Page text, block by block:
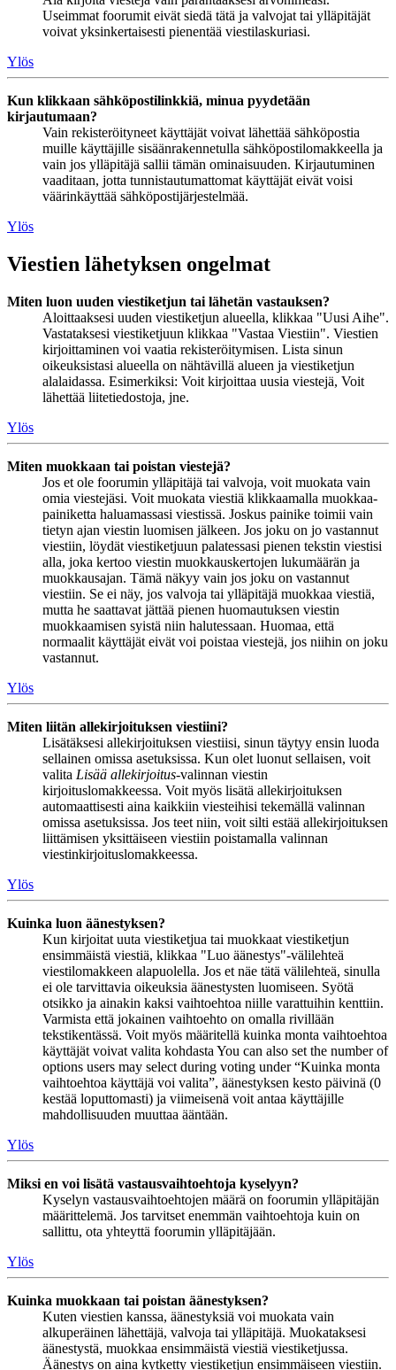
Useimmat foorumit eivät siedä tätä ja valvojat tai ylläpitäjät
voivat yksinkertaisesti pienentää viestilaskuriasi.
Ylös
Kun klikkaan sähköpostilinkkiä, minua pyydetään
kirjautumaan?
Vain rekisteröityneet käyttäjät voivat lähettää sähköpostia
muille käyttäjille sisäänrakennetulla sähköpostilomakkeella ja
vain jos ylläpitäjä sallii tämän ominaisuuden. Kirjautuminen
vaaditaan, jotta tunnistautumattomat käyttäjät eivät voisi
väärinkäyttää sähköpostijärjestelmää.
Ylös
Viestien lähetyksen ongelmat
Miten luon uuden viestiketjun tai lähetän vastauksen?
Aloittaaksesi uuden viestiketjun alueella, klikkaa "Uusi Aihe".
Vastataksesi viestiketjuun klikkaa "Vastaa Viestiin". Viestien
kirjoittaminen voi vaatia rekisteröitymisen. Lista sinun
oikeuksistasi alueella on nähtävillä alueen ja viestiketjun
alalaidassa. Esimerkiksi: Voit kirjoittaa uusia viestejä, Voit
lähettää liitetiedostoja, jne.
Ylös
Miten muokkaan tai poistan viestejä?
Jos et ole foorumin ylläpitäjä tai valvoja, voit muokata vain
omia viestejäsi. Voit muokata viestiä klikkaamalla muokkaa-
painiketta haluamassasi viestissä. Joskus painike toimii vain
tietyn ajan viestin luomisen jälkeen. Jos joku on jo vastannut
viestiin, löydät viestiketjuun palatessasi pienen tekstin viestisi
alla, joka kertoo viestin muokkauskertojen lukumäärän ja
muokkausajan. Tämä näkyy vain jos joku on vastannut
viestiin. Se ei näy, jos valvoja tai ylläpitäjä muokkaa viestiä,
mutta he saattavat jättää pienen huomautuksen viestin
muokkaamisen syistä niin halutessaan. Huomaa, että
normaalit käyttäjät eivät voi poistaa viestejä, jos niihin on joku
vastannut.
Ylös
Miten liitän allekirjoituksen viestiini?
Lisätäksesi allekirjoituksen viestiisi, sinun täytyy ensin luoda
sellainen omissa asetuksissa. Kun olet luonut sellaisen, voit
valita Lisää allekirjoitus-valinnan viestin
kirjoituslomakkeessa. Voit myös lisätä allekirjoituksen
automaattisesti aina kaikkiin viesteihisi tekemällä valinnan
omissa asetuksissa. Jos teet niin, voit silti estää allekirjoituksen
liittämisen yksittäiseen viestiin poistamalla valinnan
viestinkirjoituslomakkeessa.
Ylös
Kuinka luon äänestyksen?
Kun kirjoitat uuta viestiketjua tai muokkaat viestiketjun
ensimmäistä viestiä, klikkaa "Luo äänestys"-välilehteä
viestilomakkeen alapuolella. Jos et näe tätä välilehteä, sinulla
ei ole tarvittavia oikeuksia äänestysten luomiseen. Syötä
otsikko ja ainakin kaksi vaihtoehtoa niille varattuihin kenttiin.
Varmista että jokainen vaihtoehto on omalla rivillään
tekstikentässä. Voit myös määritellä kuinka monta vaihtoehtoa
käyttäjät voivat valita kohdasta You can also set the number of
options users may select during voting under “Kuinka monta
vaihtoehtoa käyttäjä voi valita”, äänestyksen kesto päivinä (0
kestää loputtomasti) ja viimeisenä voit antaa käyttäjille
mahdollisuuden muuttaa ääntään.
Ylös
Miksi en voi lisätä vastausvaihtoehtoja kyselyyn?
Kyselyn vastausvaihtoehtojen määrä on foorumin ylläpitäjän
määrittelemä. Jos tarvitset enemmän vaihtoehtoja kuin on
sallittu, ota yhteyttä foorumin ylläpitäjään.
Ylös
Kuinka muokkaan tai poistan äänestyksen?
Kuten viestien kanssa, äänestyksiä voi muokata vain
alkuperäinen lähettäjä, valvoja tai ylläpitäjä. Muokataksesi
äänestystä, muokkaa ensimmäistä viestiä viestiketjussa.
Äänestys on aina kytketty viestiketjun ensimmäiseen viestiin.